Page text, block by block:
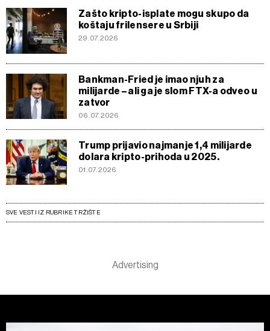
Zašto kripto-isplate mogu skupo da
koštaju frilensere u Srbiji
29.07.2026
Bankman-Fried je imao njuh za
milijarde – ali ga je slom FTX-a odveo u
zatvor
06.07.2026
Trump prijavio najmanje 1,4 milijarde
dolara kripto-prihoda u 2025.
01.07.2026
SVE VESTI IZ RUBRIKE TRŽIŠTE